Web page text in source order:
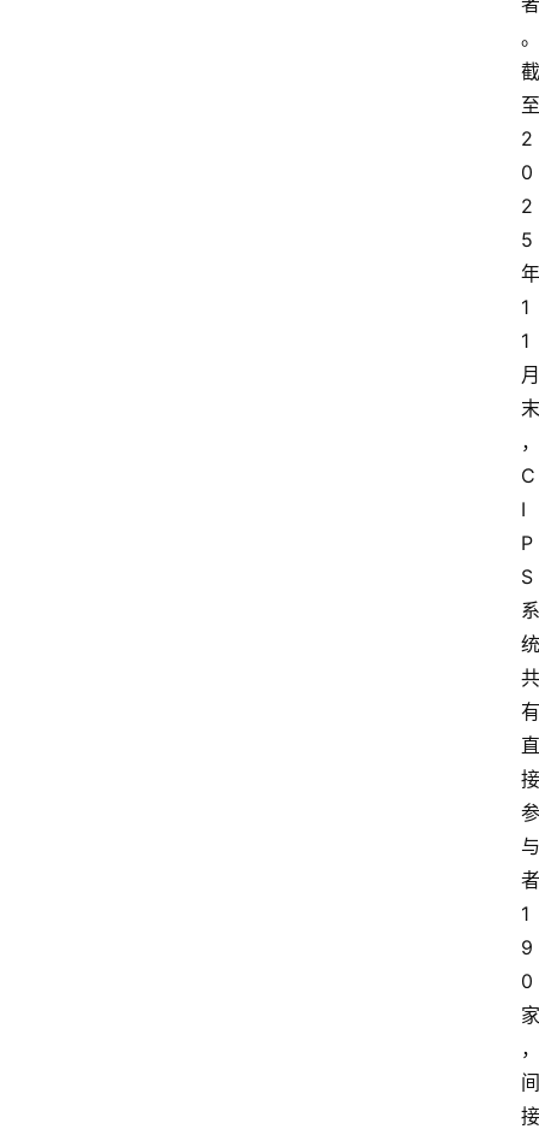
。
截
至
2
0
2
5
年
1
1
月
末
，
C
I
P
S
系
统
共
有
直
接
参
与
者
1
9
0
家
，
间
接